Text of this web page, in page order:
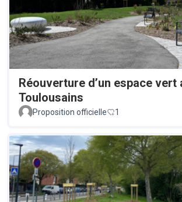
Réouverture d’un espace vert
Toulousains
Proposition officielle 1